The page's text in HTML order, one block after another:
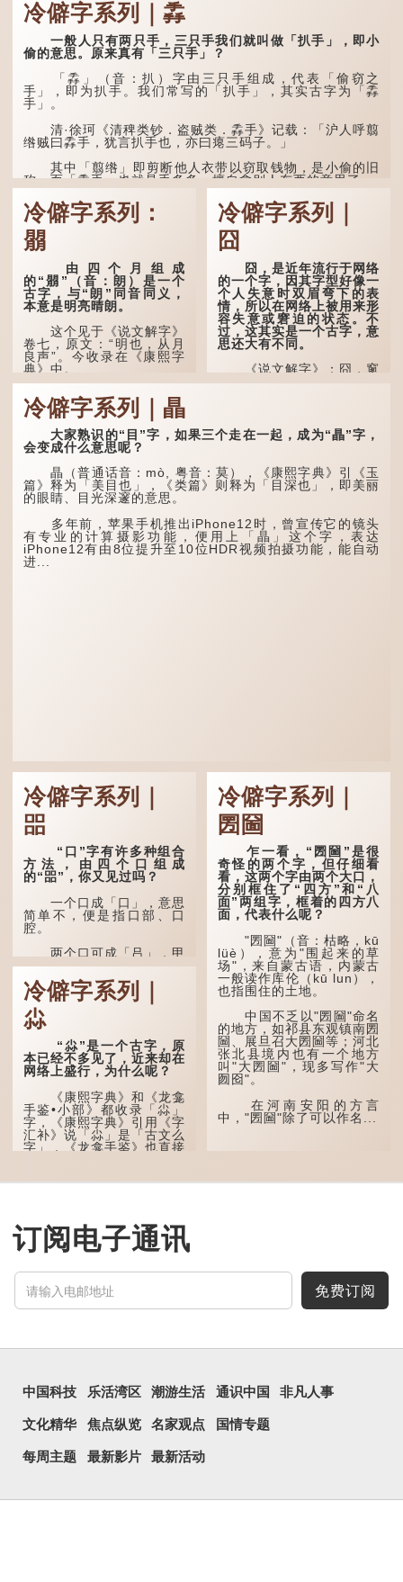
冷僻字系列｜掱
一般人只有两只手，三只手我们就叫做「扒手」，即小
偷的意思。原来真有「三只手」？
「掱」（音：扒）字由三只手组成，代表「偷窃之
手」，即为扒手。我们常写的「扒手」，其实古字为「掱
手」。
清·徐珂《清稗类钞．盗贼类．掱手》记载：「沪人呼翦
绺贼曰掱手，犹言扒手也，亦曰瘪三码子。」
其中「翦绺」即剪断他人衣带以窃取钱物，是小偷的旧
称。而「掱手」也就是手多多，擅自拿别人东西的意思了...
冷僻字系列：
朤
由四个月组成
的“朤”（音：朗）是一个
古字，与“朗”同音同义，
本意是明亮晴朗。
这个见于《说文解字》
卷七，原文：“明也，从月
良声”。今收录在《康熙字
典》中。
这个字，用法颇多。
“朤朤干坤，舍我其
谁。”干坤是《周易》中的
两个卦名，这里指天地、宇
宙等，形容政治清明，天下
太平！
“天空朤朤，任鸟儿高
飞。”也是指天清气明，鸟
儿可高飞。
“朤朤脆脆”就是形容办
事爽快干脆。我...
冷僻字系列｜
囧
囧，是近年流行于网络
的一个字，因其字型好像一
个人失意时双眉弯下的表
情，所以在网络上被用来形
容失意或窘迫的状态。不
过，这其实是一个古字，意
思还大有不同。
《说文解字》：囧，窻
牖丽廔闿明。象形。囧，本
名，古书中的「黍于囧」表
示在囧地种黍。
这个古字十分少用，直
至21世纪，网络上开始流
行表情符号，这个字也被网
囧字的「八」像一对委
屈的八字眉模样，「口」像
惊讶、...
冷僻字系列｜瞐
大家熟识的“目”字，如果三个走在一起，成为“瞐”字，
会变成什么意思呢？
瞐（普通话音：mò, 粤音：莫），《康熙字典》引《玉
篇》释为「美目也」，《类篇》则释为「目深也」，即美丽
的眼睛、目光深邃的意思。
多年前，苹果手机推出iPhone12时，曾宣传它的镜头
有专业的计算摄影功能，便用上「瞐」这个字，表达
iPhone12有由8位提升至10位HDR视频拍摄功能，能自动
进...
冷僻字系列｜
㗊
“口”字有许多种组合
方法，由四个口组成
的“㗊”，你又见过吗？
一个口成「口」，意思
简单不，便是指口部、口
腔。
两个口可成「吕」，甲
骨文字形，象脊骨形，本义
是指脊椎骨，中间有一条竖
线把脊椎段串联起来。现代
通用为姓氏。两个口也可以
写成「吅」（音：喧），古
同「喧」，大声呼叫的意
三个口为「品」，这个
字用法最为普遍。始见于商
代甲骨文，古字形从三口，
表示众多...
冷僻字系列｜
尛
“尛”是一个古字，原
本已经不多见了，近来却在
网络上盛行，为什么呢？
《康熙字典》和《龙龛
手鉴•小部》都收录「尛」
字，《康熙字典》引用《字
汇补》说「尛」是「古文么
字」，《龙龛手鉴》也直接
「么」在古文中常表示
「尛」等同于「么」，那么
它的意思也一样，也是「微
小、细小」的意思。
有台湾网友将「...
冷僻字系列｜
圐圙
乍一看，“圐圙”是很
奇怪的两个字，但仔细看
看，这两个字由两个大口，
分别框住了“四方”和“八
面”两组字，框着的四方八
面，代表什么呢？
"圐圙"（音：枯略，kū
lüè），意为"围起来的草
场"，来自蒙古语，内蒙古
一般读作库伦（kū lun），
也指围住的土地。
中国不乏以"圐圙"命名
的地方，如祁县东观镇南圐
圙、展旦召大圐圙等；河北
张北县境内也有一个地方
叫"大圐圙"，现多写作"大
囫囵"。
在河南安阳的方言
中，"圐圙"除了可以作名...
订阅电子通讯
免费订阅
中国科技 乐活湾区 潮游生活 通识中国 非凡人事
文化精华 焦点纵览 名家观点 国情专题
每周主题 最新影片 最新活动